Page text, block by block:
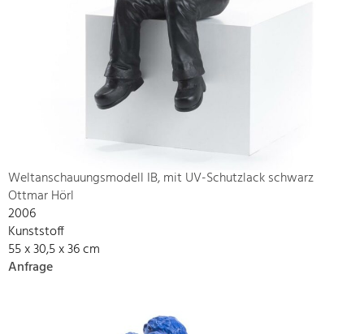
Weltanschauungsmodell IB, mit UV-Schutzlack schwarz
Ottmar Hörl
2006
Kunststoff
55 x 30,5 x 36 cm
Anfrage